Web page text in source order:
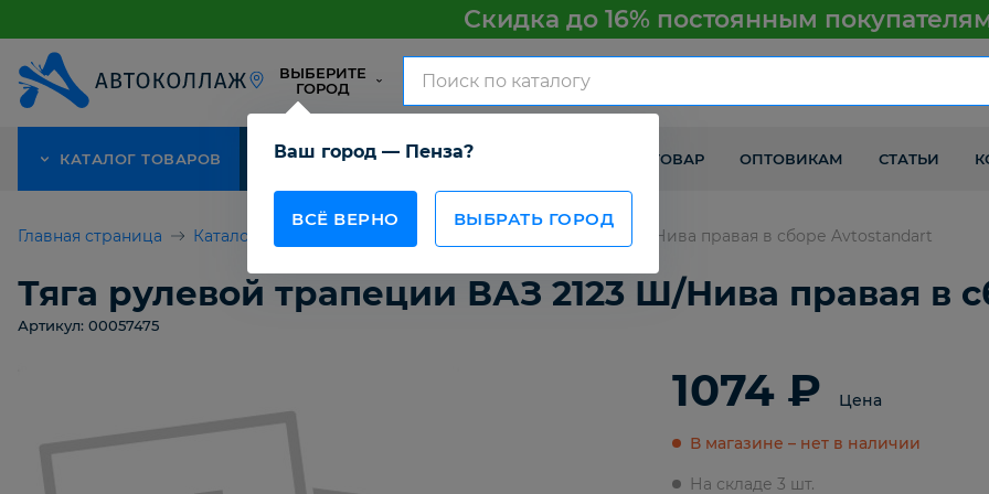
Скидка до 16% постоянным
ВЫБЕРИТЕ
ГОРОД
Ваш город — Пенза?
ВСЁ ВЕРНО ВЫБРАТЬ ГОРОД
КАТАЛОГ ТОВАРОВ АКЦИЯ О КОМПАНИИ КАК ПОЛУЧИТЬ ТОВАР ОПТОВИКАМ СТАТЬИ
Главная страница Каталог товаров Тяга рулевой трапеции ВАЗ 2123 Ш/Нива правая в сборе Avtostandart
Тяга рулевой трапеции ВАЗ 2123 Ш/Нива правая в
Артикул: 00057475
1074 ₽ Цена
В магазине – нет в наличии
На складе 3 шт.